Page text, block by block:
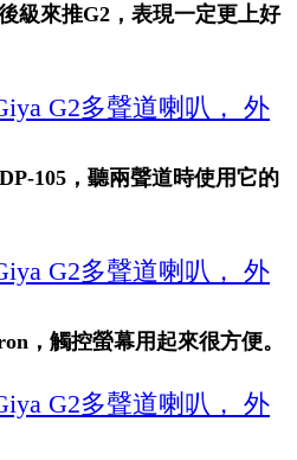
級來推G2，表現一定更上好
105，聽兩聲道時使用它的
，觸控螢幕用起來很方便。